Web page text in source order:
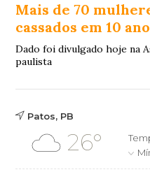
Mais de 70
cassados em 10
Dado foi divulgado hoje na
paulista
Patos, PB
26°